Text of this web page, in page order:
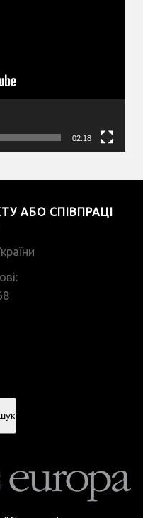
02:18
АБО СПІВПРАЦІ